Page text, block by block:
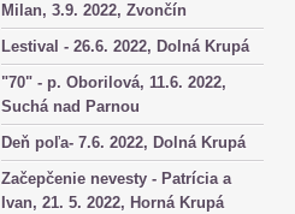
Milan, 3.9. 2022, Zvončín
Lestival - 26.6. 2022, Dolná Krupá
"70" - p. Oborilová, 11.6. 2022,
Suchá nad Parnou
Deň poľa- 7.6. 2022, Dolná Krupá
Začepčenie nevesty - Patrícia a
Ivan, 21. 5. 2022, Horná Krupá